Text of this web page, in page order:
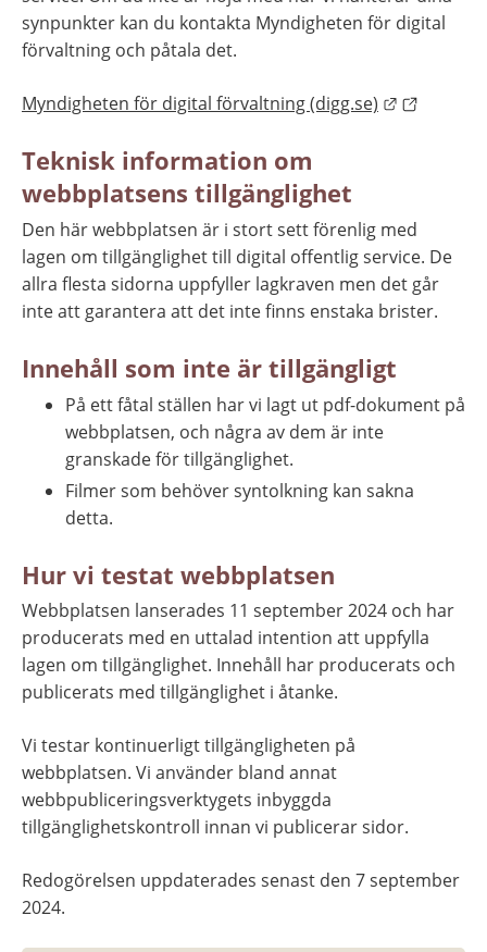
synpunkter kan du kontakta Myndigheten för digital
förvaltning och påtala det.
Myndigheten för digital förvaltning (digg.se) Länk till
Teknisk information om
webbplatsens tillgänglighet
Den här webbplatsen är i stort sett förenlig med
lagen om tillgänglighet till digital offentlig service. De
allra flesta sidorna uppfyller lagkraven men det går
inte att garantera att det inte finns enstaka brister.
Innehåll som inte är tillgängligt
På ett fåtal ställen har vi lagt ut pdf-dokument på
webbplatsen, och några av dem är inte
granskade för tillgänglighet.
Filmer som behöver syntolkning kan sakna
detta.
Hur vi testat webbplatsen
Webbplatsen lanserades 11 september 2024 och har
producerats med en uttalad intention att uppfylla
lagen om tillgänglighet. Innehåll har producerats och
publicerats med tillgänglighet i åtanke.
Vi testar kontinuerligt tillgängligheten på
webbplatsen. Vi använder bland annat
webbpubliceringsverktygets inbyggda
tillgänglighetskontroll innan vi publicerar sidor.
Redogörelsen uppdaterades senast den 7 september
2024.